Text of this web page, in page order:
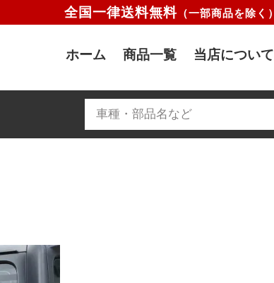
全国一律送料無料 （一部商品を除く）
ホーム 商品一覧 当店について